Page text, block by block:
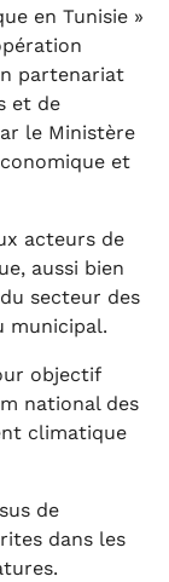
en Tunisie »
partenariat
et de
le Ministère
et
acteurs de
aussi bien
secteur des
municipal.
objectif
national des
climatique
de
dans les